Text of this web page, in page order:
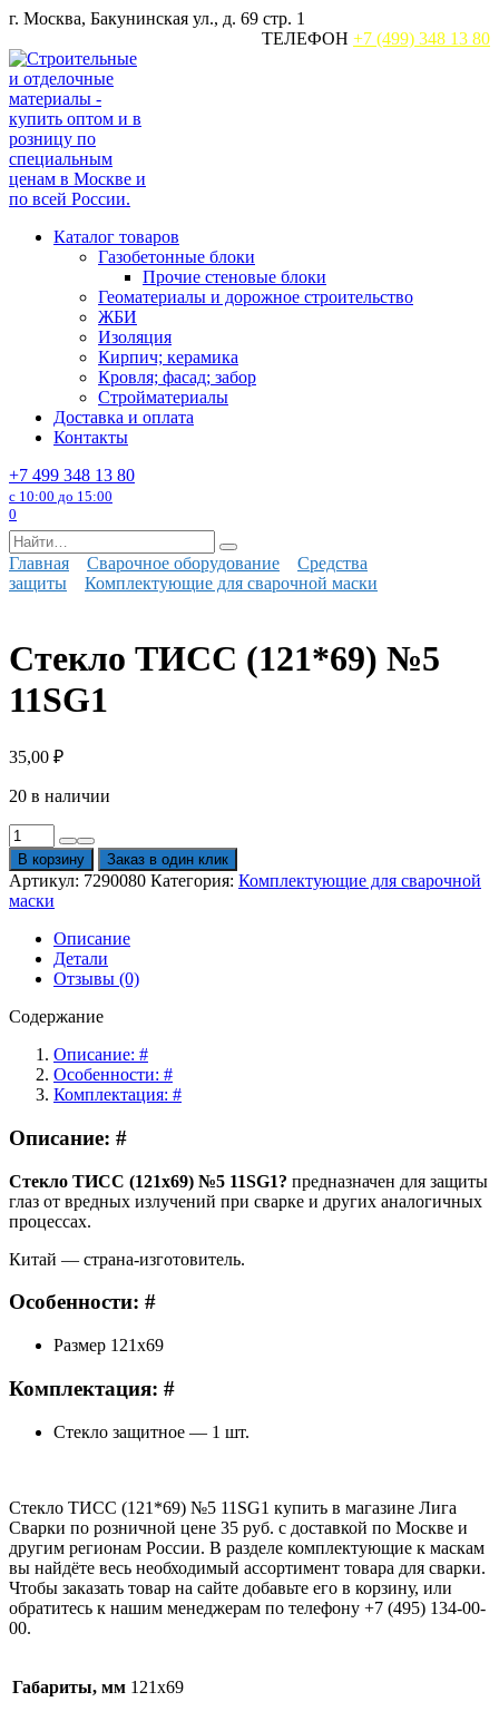
Перейти
содержанию
г. Москва, Бакунинская ул., д. 69 стр. 1
ТЕЛЕФОН +7 (499) 348 13 80
Каталог товаров
Газобетонные блоки
Прочие стеновые блоки
Геоматериалы и дорожное строительство
ЖБИ
Изоляция
Кирпич; керамика
Кровля; фасад; забор
Стройматериалы
Доставка и оплата
Контакты
+7 499 348 13 80
с 10:00 до 15:00
0
Search
for:
Главная Сварочное оборудование
Средства
защиты
Комплектующие для сварочной маски
Стекло ТИСС (121*69) №5
11SG1
35,00 ₽
20 в наличии
Количество
товара
Стекло
ТИСС
(121*69)
11SG1
В корзину Заказ в один клик
Артикул: 7290080 Категория: Комплектующие для сварочной
маски
Описание
Детали
Отзывы (0)
Содержание
Описание: #
Особенности: #
Комплектация: #
Описание: #
Стекло ТИСС (121х69) №5 11SG1? предназначен для защиты
глаз от вредных излучений при сварке и других аналогичных
процессах.
Китай — страна-изготовитель.
Особенности: #
Размер 121х69
Комплектация: #
Стекло защитное — 1 шт.
Стекло ТИСС (121*69) №5 11SG1 купить в магазине Лига
Сварки по розничной цене 35 руб. с доставкой по Москве и
другим регионам России. В разделе комплектующие к маскам
вы найдёте весь необходимый ассортимент товара для сварки.
Чтобы заказать товар на сайте добавьте его в корзину, или
обратитесь к нашим менеджерам по телефону +7 (495) 134-00-
00.
Габариты, мм 121х69